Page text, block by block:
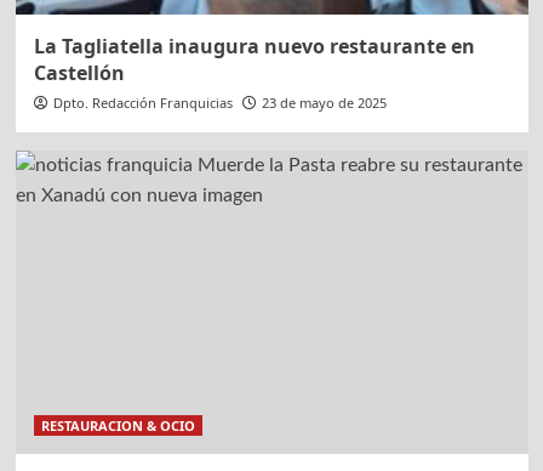
La Tagliatella inaugura nuevo restaurante en
Castellón
Dpto. Redacción Franquicias 23 de mayo de 2025
RESTAURACION & OCIO